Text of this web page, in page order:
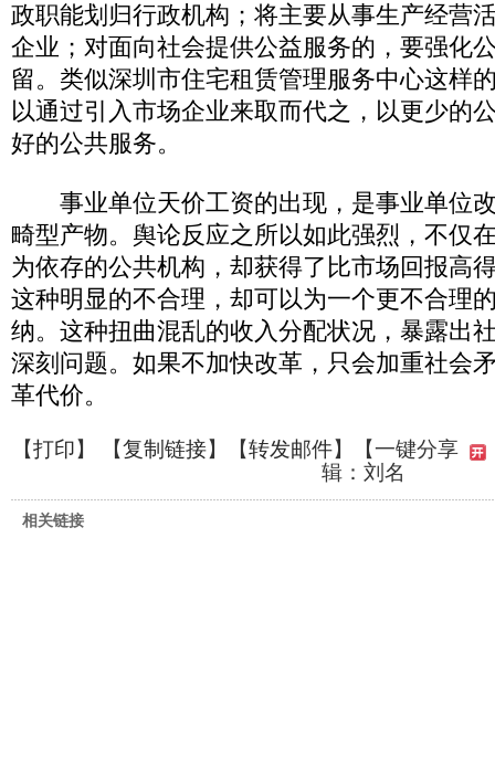
政职能划归行政机构；将主要从事生产经营
企业；对面向社会提供公益服务的，要强化
留。类似深圳市住宅租赁管理服务中心这样
以通过引入市场企业来取而代之，以更少的
好的公共服务。
事业单位天价工资的出现，是事业单位
畸型产物。舆论反应之所以如此强烈，不仅
为依存的公共机构，却获得了比市场回报高
这种明显的不合理，却可以为一个更不合理
纳。这种扭曲混乱的收入分配状况，暴露出
深刻问题。如果不加快改革，只会加重社会
革代价。
【打印】 【复制链接】【转发邮件】
【一键分享
辑：刘名
相关链接